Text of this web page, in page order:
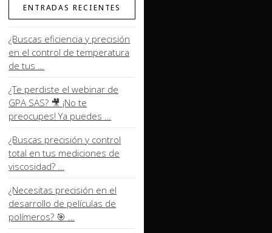
ENTRADAS RECIENTES
¿Buscas eficiencia y precisión
en el control de temperatura
de tus …
¿Te perdiste el webinar de
GPA SAS? 🎥 ¡No te
preocupes! Ya puedes …
¿Buscas precisión y control
total en tus mediciones de
viscosidad? …
¿Necesitas precisión en el
desarrollo de películas de
polímeros? 🎯 …